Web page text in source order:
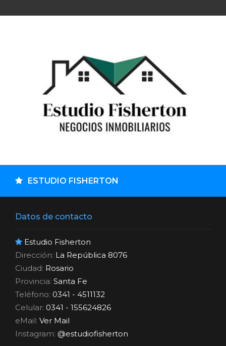
ESTUDIO FISHERTON
Datos de contacto
Estudio Fisherton
Dirección: La República 8076
Ciudad: Rosario
Provincia: Santa Fe
Teléfono: 0341 - 4511132
Celular: 0341 - 155624826
eMail: Ver Mail
Instagram: @estudiofisherton